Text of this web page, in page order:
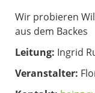
Wir probieren
aus dem Backes
Leitung: Ingrid
Veranstalter: